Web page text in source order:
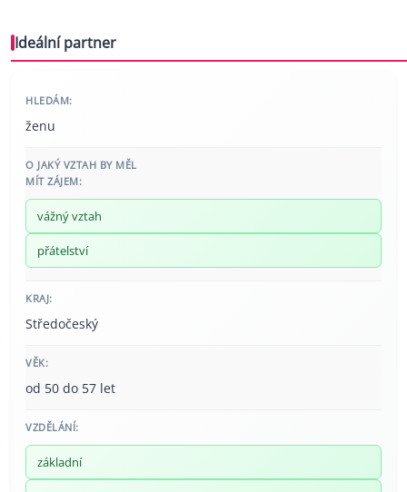
Ideální partner
HLEDÁM:
ženu
O JAKÝ VZTAH BY MĚL
MÍT ZÁJEM:
vážný vztah
přátelství
KRAJ:
Středočeský
VĚK:
od 50 do 57 let
VZDĚLÁNÍ:
základní